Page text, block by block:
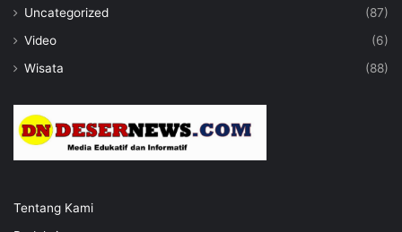
Uncategorized
(87)
Video
(6)
Wisata
(88)
Tentang Kami